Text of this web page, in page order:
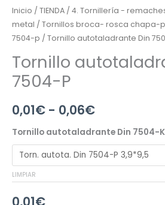
Inicio / TIENDA / 4. Tornillería -
metal / Tornillos broca- rosca chapa-
7504-p / Tornillo autotaladrante Din
Tornillo
7504-P
0,01€ - 0,06€
Tornillo autotaladrante Din 7504-K
LIMPIAR